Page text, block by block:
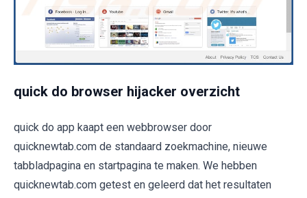
quick do browser hijacker overzicht
quick do app kaapt een webbrowser door
quicknewtab.com de standaard zoekmachine, nieuwe
tabbladpagina en startpagina te maken. We hebben
quicknewtab.com getest en geleerd dat het resultaten